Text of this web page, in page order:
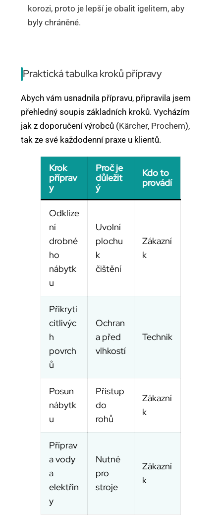
korozi, proto je lepší je obalit igelitem, aby
byly chráněné.
Praktická tabulka kroků přípravy
Abych vám usnadnila přípravu, připravila jsem
přehledný soupis základních kroků. Vycházím
jak z doporučení výrobců (Kärcher, Prochem),
tak ze své každodenní praxe u klientů.
Krok
příprav
y
Proč je
důležit
ý
Kdo to
provádí
Odklize
ní
drobné
ho
nábytk
u
Uvolní
plochu
k
čištění
Zákazní
k
Přikrytí
citlivýc
h
povrch
ů
Ochran
a před
vlhkostí
Technik
Posun
nábytk
u
Přístup
do
rohů
Zákazní
k
Příprav
a vody
a
elektřin
y
Nutné
pro
stroje
Zákazní
k